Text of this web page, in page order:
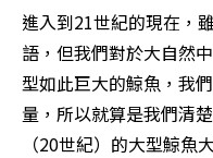
進入到21世紀的現在，
語，但我們對於大自然
型如此巨大的鯨魚，我
量，所以就算是我們清
（20世紀）的大型鯨